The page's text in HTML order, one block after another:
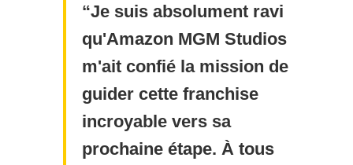
Je suis absolument ravi
qu'Amazon MGM Studios
m'ait confié la mission de
guider cette franchise
incroyable vers sa
prochaine étape. À tous